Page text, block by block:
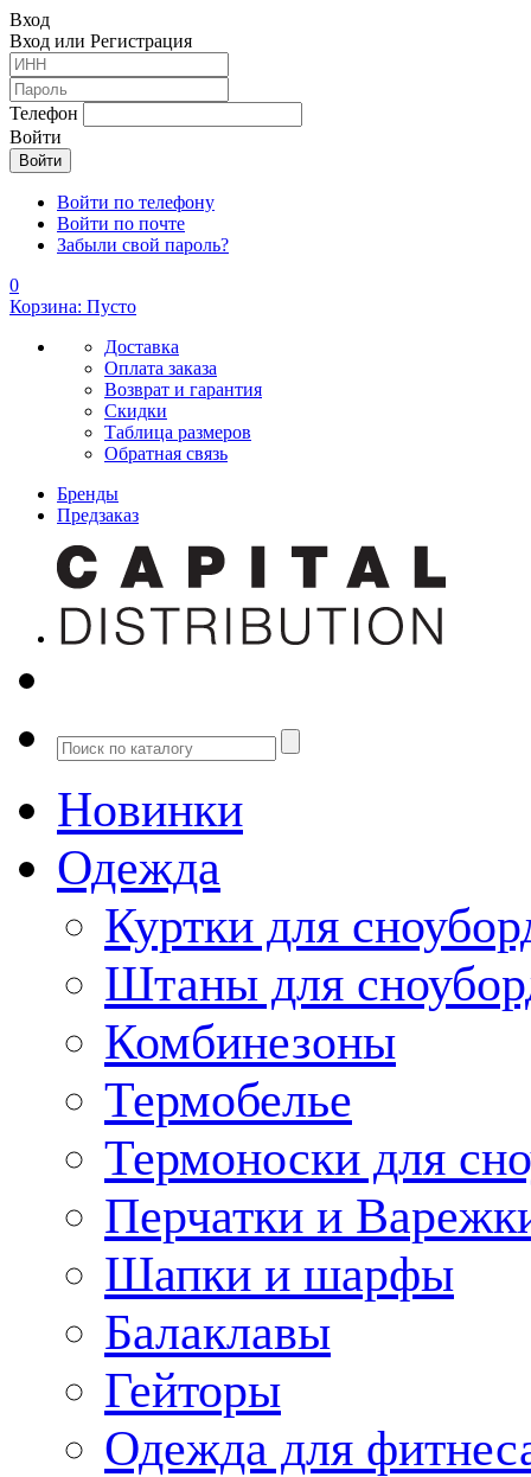
Вход
Вход или Регистрация
Телефон
Войти
Войти по телефону
Войти по почте
Забыли свой пароль?
0
Корзина: Пусто
Доставка
Оплата заказа
Возврат и гарантия
Скидки
Таблица размеров
Обратная связь
Бренды
Предзаказ
Новинки
Одежда
Куртки для
Штаны для
Комбинезоны
Термобелье
Термоноски для
Перчатки и
Шапки и шарфы
Балаклавы
Гейторы
Одежда для